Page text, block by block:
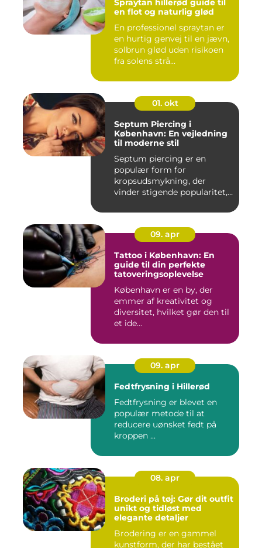
Spraytan hillerød guide til
en flot og naturlig glød
En professionel spraytan er
en hurtig genvej til en jævn,
solbrun glød uden risikoen
fra solens strå...
01. okt
Septum Piercing i
København: En vejledning
til moderne stil
Septum piercing er en
populær form for
kropsudsmykning, der
vinder stigende popularitet,
09. apr
Tattoo i København: En
guide til din perfekte
tatoveringsoplevelse
København er en by, der
emmer af kreativitet og
diversitet, hvilket gør den til
et ide...
09. apr
Fedtfrysning i Hillerød
Fedtfrysning er blevet en
populær metode til at
reducere uønsket fedt på
kroppen ...
08. apr
Broderi på tøj: Gør dit outfit
unikt og tidløst med
elegante detaljer
Brodering er en gammel
kunstform, der har bestået